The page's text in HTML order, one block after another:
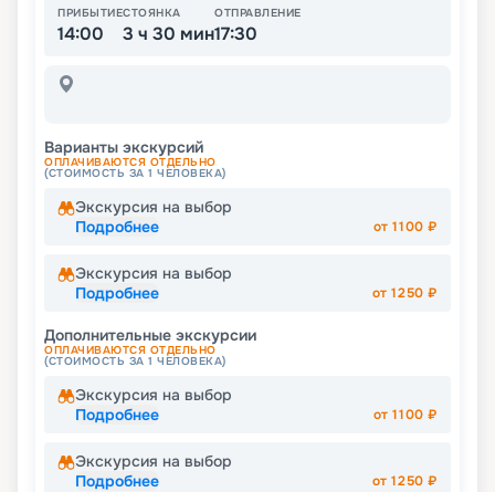
ПРИБЫТИЕ
14:00
СТОЯНКА
3 ч 30 мин
ОТПРАВЛЕНИЕ
17:30
Варианты экскурсий
ОПЛАЧИВАЮТСЯ ОТДЕЛЬНО
(СТОИМОСТЬ ЗА 1 ЧЕЛОВЕКА)
Экскурсия на выбор
Подробнее
от1100 ₽
Экскурсия на выбор
Подробнее
от1250 ₽
Дополнительные экскурсии
ОПЛАЧИВАЮТСЯ ОТДЕЛЬНО
(СТОИМОСТЬ ЗА 1 ЧЕЛОВЕКА)
Экскурсия на выбор
Подробнее
от1100 ₽
Экскурсия на выбор
Подробнее
от1250 ₽